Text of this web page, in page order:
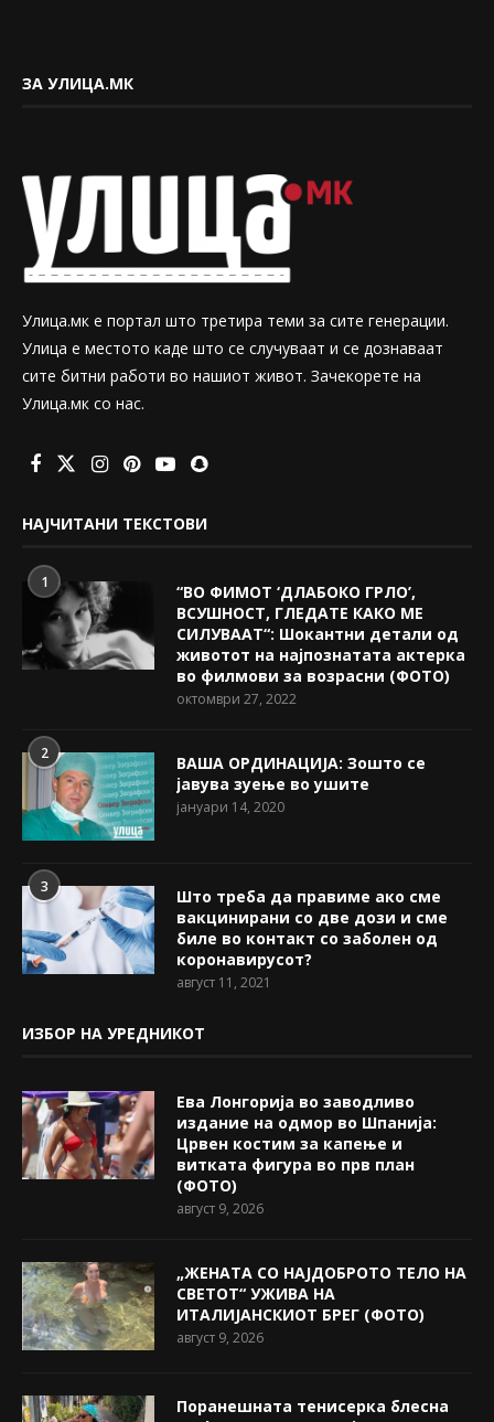
ЗА УЛИЦА.МК
Улица.мк е портал што третира теми за сите генерации.
Улица е местото каде што се случуваат и се дознаваат
сите битни работи во нашиот живот. Зачекорете на
Улица.мк со нас.
НАЈЧИТАНИ ТЕКСТОВИ
1
“ВО ФИМОТ ‘ДЛАБОКО ГРЛО’,
ВСУШНОСТ, ГЛЕДАТЕ КАКО МЕ
СИЛУВААТ“: Шокантни детали од
животот на најпознатата актерка
во филмови за возрасни (ФОТО)
октомври 27, 2022
2
ВАША ОРДИНАЦИЈА: Зошто се
јавува зуење во ушите
јануари 14, 2020
3
Што треба да правиме ако сме
вакцинирани со две дози и сме
биле во контакт со заболен од
коронавирусот?
август 11, 2021
ИЗБОР НА УРЕДНИКОТ
Ева Лонгорија во заводливо
издание на одмор во Шпанија:
Црвен костим за капење и
витката фигура во прв план
(ФОТО)
август 9, 2026
„ЖЕНАТА СО НАЈДОБРОТО ТЕЛО НА
СВЕТОТ“ УЖИВА НА
ИТАЛИЈАНСКИОТ БРЕГ (ФОТО)
август 9, 2026
Поранешната тенисерка блесна